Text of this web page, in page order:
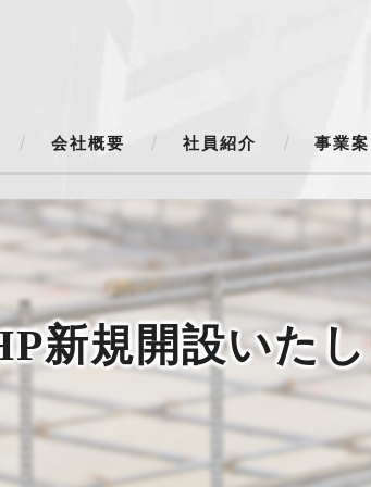
会社概要
会社カレンダー
社員紹介 事業
新規開設いた